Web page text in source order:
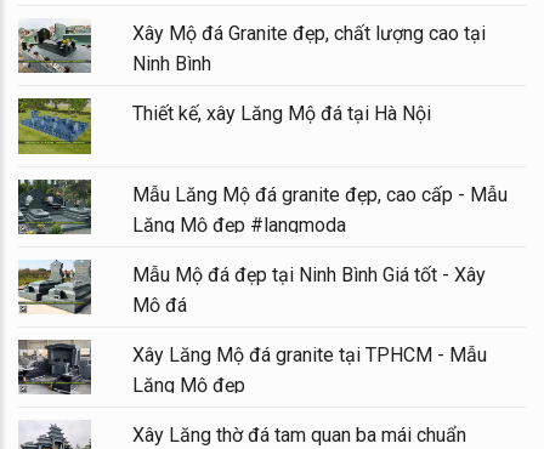
Xây Mộ đá Granite đẹp, chất lượng cao tại
Ninh Bình
Thiết kế, xây Lăng Mộ đá tại Hà Nội
Mẫu Lăng Mộ đá granite đẹp, cao cấp - Mẫu
Lăng Mộ đẹp #langmoda
Mẫu Mộ đá đẹp tại Ninh Bình Giá tốt - Xây
Mộ đá
Xây Lăng Mộ đá granite tại TPHCM - Mẫu
Lăng Mộ đẹp
Xây Lăng thờ đá tam quan ba mái chuẩn